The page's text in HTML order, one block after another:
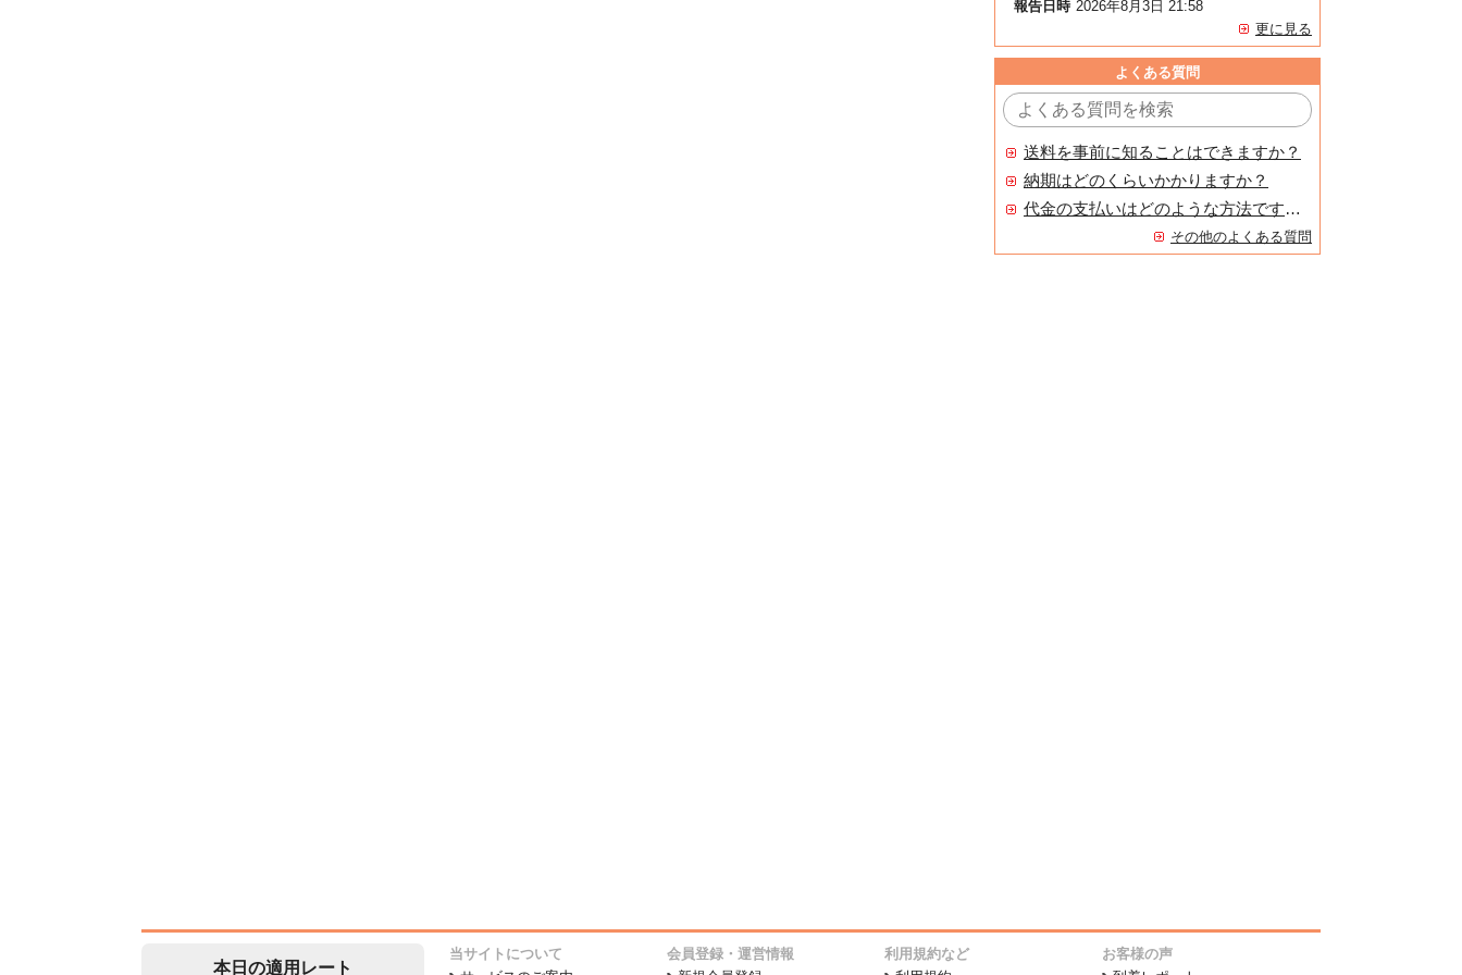
報告日時 2026年8月3日 21:58
更に見る
よくある質問
送料を事前に知ることはできますか？
納期はどのくらいかかりますか？
代金の支払いはどのような方法ですか？
その他のよくある質問
本日の適用レート
当サイトについて
会員登録・運営情報
利用規約など
お客様の声